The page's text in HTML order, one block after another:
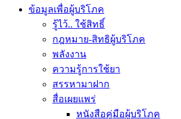
ข้อมูลเพื่อผู้บริโภค
รู้ไว้.. ใช้สิทธิ์
กฎหมาย-สิทธิผู้บริโภค
พลังงาน
ความรู้การใช้ยา
สรรหามาฝาก
สื่อเผยแพร่
หนังสือคู่มือผู้บริโภค